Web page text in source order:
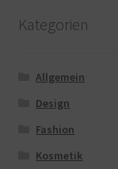
Kategorien
Allgemein
Design
Fashion
Kosmetik